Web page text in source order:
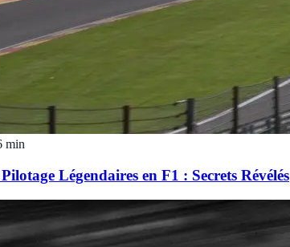
min
Légendaires en F1 : Secrets Révélés